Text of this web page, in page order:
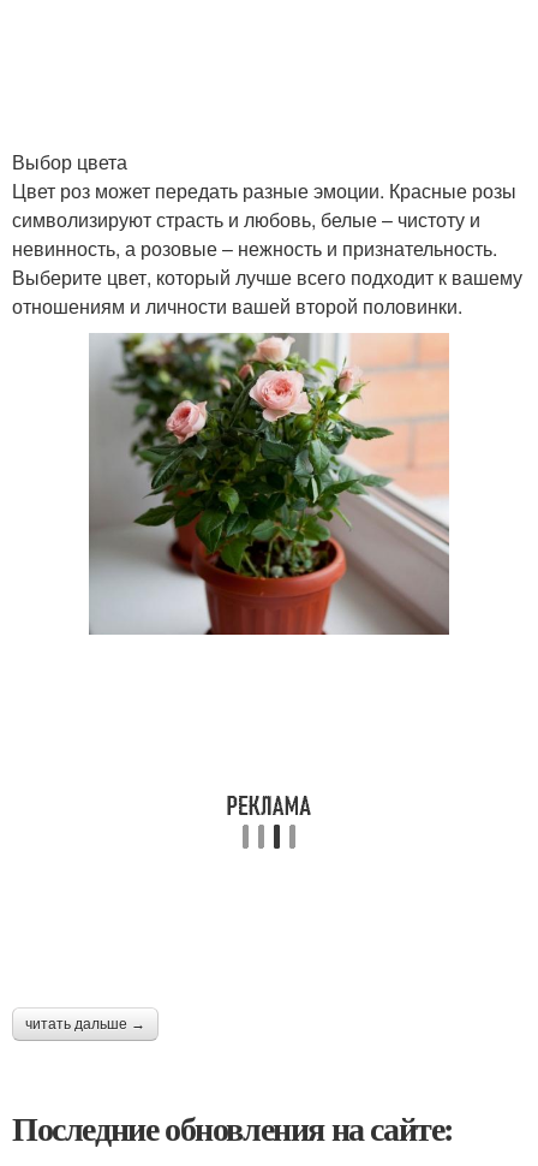
Выбор цвета
Цвет роз может передать разные эмоции. Красные розы
символизируют страсть и любовь, белые – чистоту и
невинность, а розовые – нежность и признательность.
Выберите цвет, который лучше всего подходит к вашему
отношениям и личности вашей второй половинки.
читать дальше →
Последние обновления на сайте: